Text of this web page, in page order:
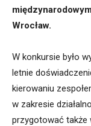
Wrocław.
W konkursie było
letnie
kierowaniu
w zakresie
przygotować także